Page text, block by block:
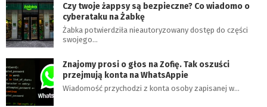
Czy twoje żappsy są bezpieczne? Co wiadomo o
cyberataku na Żabkę
Żabka potwierdziła nieautoryzowany dostęp do części
swojego…
Znajomy prosi o głos na Zofię. Tak oszuści
przejmują konta na WhatsAppie
Wiadomość przychodzi z konta osoby zapisanej w…